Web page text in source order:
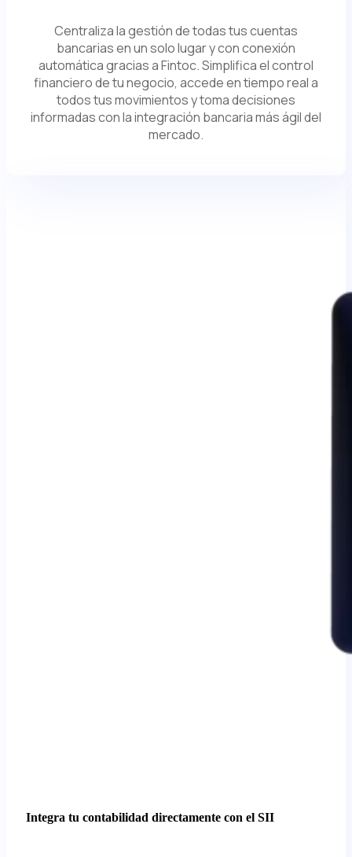
Centraliza la gestión de todas tus cuentas
bancarias en un solo lugar y con conexión
automática gracias a Fintoc. Simplifica el control
financiero de tu negocio, accede en tiempo real a
todos tus movimientos y toma decisiones
informadas con la integración bancaria más ágil del
mercado.
Integra tu contabilidad directamente con el SII